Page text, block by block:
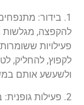
1. בידור:
להקפצה, מגלשות
פעילויות
לקפוץ, להחליק,
ולשעשע אותם
2. פעילות